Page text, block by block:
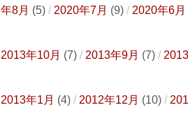
年8月 (5) 2020年7月 (9) 2020年6月
2013年10月 (7) 2013年9月 (7)
2013年1月 (4) 2012年12月 (10)